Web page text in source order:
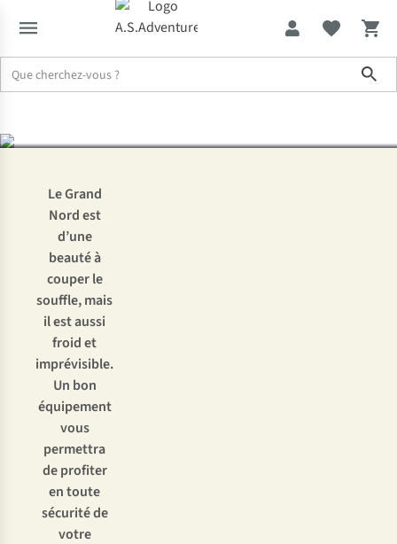
ou au Canada : nos
indispensables
Le Grand
Nord est
d’une
beauté à
couper le
souffle, mais
il est aussi
froid et
imprévisible.
Un bon
équipement
vous
permettra
de profiter
en toute
sécurité de
votre